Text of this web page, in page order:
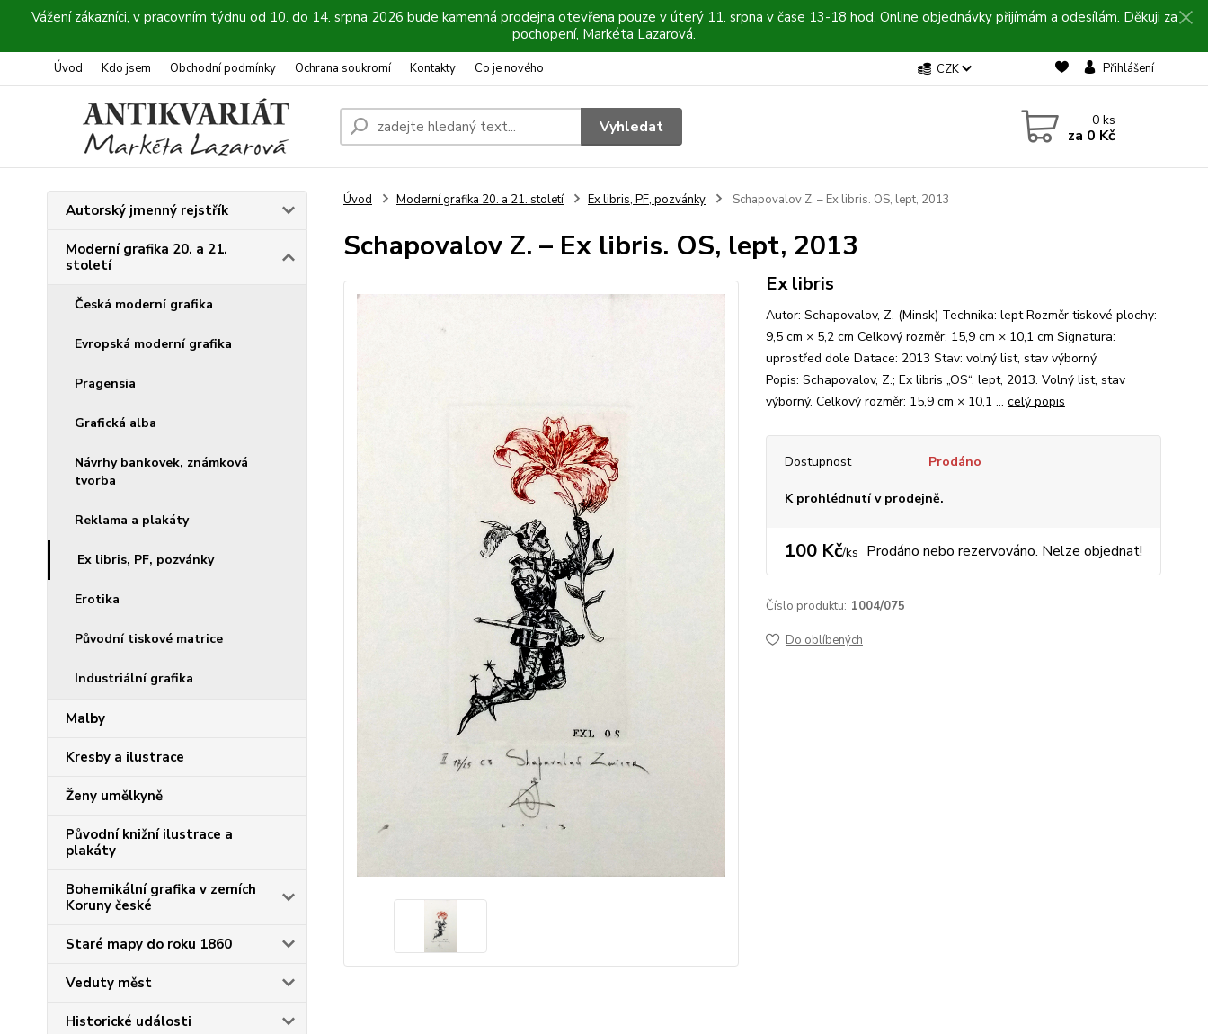
Vážení zákazníci, v pracovním týdnu od 10. do 14. srpna 2026 bude kamenná prodejna otevřena pouze v úterý 11. srpna v čase 13-18 hod. Online objednávky přijímám a odesílám. Děkuji za
pochopení, Markéta Lazarová.
Úvod Kdo jsem Obchodní podmínky Ochrana soukromí Kontakty Co je nového CZK Přihlášení
Vyhledat 0ks
za 0 Kč
Autorský jmenný rejstřík
Moderní grafika 20. a 21.
století
Česká moderní grafika
Evropská moderní grafika
Pragensia
Grafická alba
Návrhy bankovek, známková
tvorba
Reklama a plakáty
Ex libris, PF, pozvánky
Erotika
Původní tiskové matrice
Industriální grafika
Malby
Kresby a ilustrace
Ženy umělkyně
Původní knižní ilustrace a
plakáty
Bohemikální grafika v zemích
Koruny české
Staré mapy do roku 1860
Veduty měst
Historické události
Úvod Moderní grafika 20. a 21. století Ex libris, PF, pozvánky Schapovalov Z. – Ex libris. OS, lept, 2013
Schapovalov Z. – Ex libris. OS, lept, 2013
Ex libris
Autor: Schapovalov, Z. (Minsk) Technika: lept Rozměr tiskové plochy:
9,5 cm × 5,2 cm Celkový rozměr: 15,9 cm × 10,1 cm Signatura:
uprostřed dole Datace: 2013 Stav: volný list, stav výborný
Popis: Schapovalov, Z.; Ex libris „OS“, lept, 2013. Volný list, stav
výborný. Celkový rozměr: 15,9 cm × 10,1 ... celý popis
Dostupnost Prodáno
K prohlédnutí v prodejně.
100 Kč/ks Prodáno nebo rezervováno. Nelze objednat!
Číslo produktu: 1004/075
Do oblíbených